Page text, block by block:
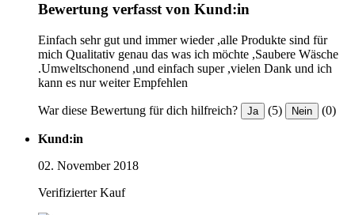
Bewertung verfasst von Kund:in
Einfach sehr gut und immer wieder ,alle Produkte sind für
mich Qualitativ genau das was ich möchte ,Saubere Wäsche
.Umweltschonend ,und einfach super ,vielen Dank und ich
kann es nur weiter Empfehlen
War diese Bewertung für dich hilfreich? Ja (5) Nein (0)
Kund:in
02. November 2018
Verifizierter Kauf